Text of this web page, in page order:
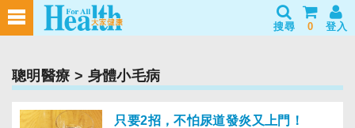
搜尋 0 登入
聰明醫療 > 身體小毛病
只要2招，不怕尿道發炎又上門！